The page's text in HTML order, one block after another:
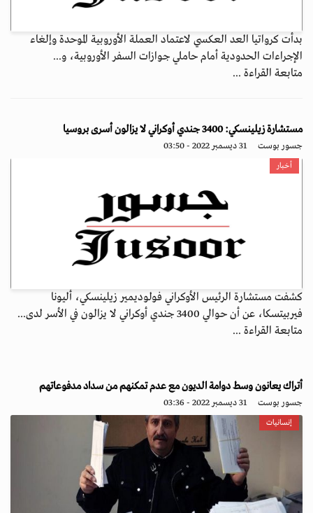
بدأت كرواتيا العد العكسي لاعتماد العملة الأوروبية الموحدة وإلغاء
الإجراءات الحدودية أمام حاملي جوازات السفر الأوروبية، و...
متابعة القراءة ...
مستشارة زيلينسكي: 3400 جندي أوكراني لا يزالون أسرى بروسيا
جسور بوست 31 ديسمبر 2022 - 03:50
أخبار
كشفت مستشارة الرئيس الأوكراني فولوديمير زيلينسكي، أليونا
فيربيتسكا، عن أن حوالي 3400 جندي أوكراني لا يزالون في الأسر لدى...
متابعة القراءة ...
أتراك يعانون وسط دوامة الديون مع عدم تمكنهم من سداد مدفوعاتهم
جسور بوست 31 ديسمبر 2022 - 03:36
إنسانيات